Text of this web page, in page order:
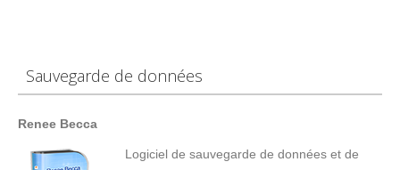
Sauvegarde de données
Renee Becca
Logiciel de sauvegarde de données et de